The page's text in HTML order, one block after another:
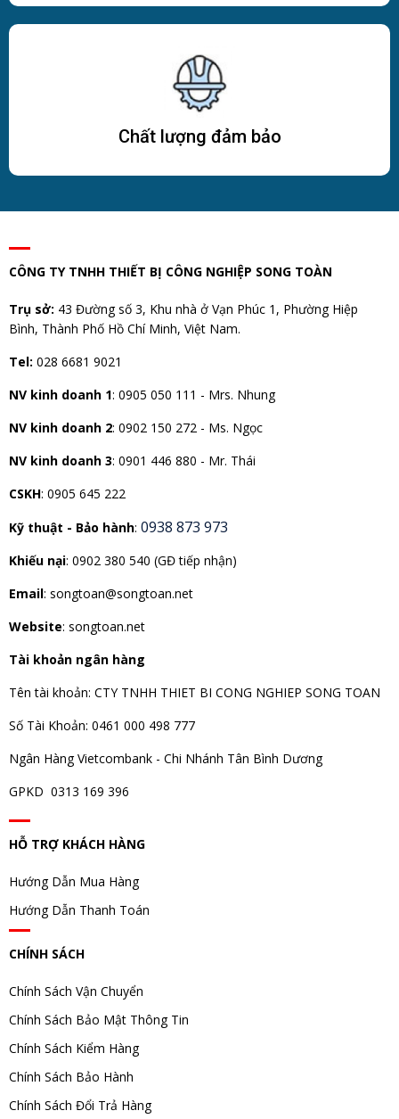
Chất lượng đảm bảo
CÔNG TY TNHH THIẾT BỊ CÔNG NGHIỆP SONG TOÀN
Trụ sở: 43 Đường số 3, Khu nhà ở Vạn Phúc 1, Phường Hiệp
Bình, Thành Phố Hồ Chí Minh, Việt Nam.
Tel: 028 6681 9021
NV kinh doanh 1: 0905 050 111 - Mrs. Nhung
NV kinh doanh 2: 0902 150 272 - Ms. Ngọc
NV kinh doanh 3: 0901 446 880 - Mr. Thái
CSKH: 0905 645 222
Kỹ thuật - Bảo hành: 0938 873 973
Khiếu nại: 0902 380 540 (GĐ tiếp nhận)
Email: songtoan@songtoan.net
Website: songtoan.net
Tài khoản ngân hàng
Tên tài khoản: CTY TNHH THIET BI CONG NGHIEP SONG TOAN
Số Tài Khoản: 0461 000 498 777
Ngân Hàng Vietcombank - Chi Nhánh Tân Bình Dương
GPKD 0313 169 396
HỖ TRỢ KHÁCH HÀNG
Hướng Dẫn Mua Hàng
Hướng Dẫn Thanh Toán
CHÍNH SÁCH
Chính Sách Vận Chuyển
Chính Sách Bảo Mật Thông Tin
Chính Sách Kiểm Hàng
Chính Sách Bảo Hành
Chính Sách Đổi Trả Hàng